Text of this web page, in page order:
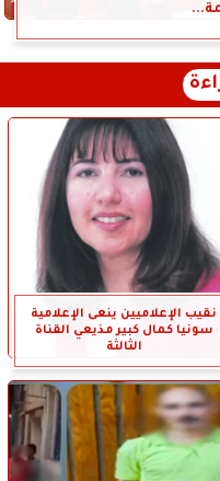
نقيب الإعلاميين ينعى الإعلامية
سونيا كمال كبير مذيعي القناة
الثالثة